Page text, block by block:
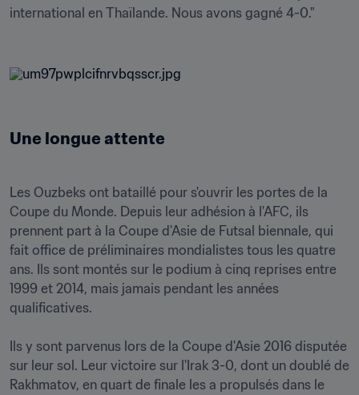
international en Thaïlande. Nous avons gagné 4-0."
Une longue attente
Les Ouzbeks ont bataillé pour s'ouvrir les portes de la
Coupe du Monde. Depuis leur adhésion à l'AFC, ils
prennent part à la Coupe d'Asie de Futsal biennale, qui
fait office de préliminaires mondialistes tous les quatre
ans. Ils sont montés sur le podium à cinq reprises entre
1999 et 2014, mais jamais pendant les années
qualificatives.
Ils y sont parvenus lors de la Coupe d'Asie 2016 disputée
sur leur sol. Leur victoire sur l'Irak 3-0, dont un doublé de
Rakhmatov, en quart de finale les a propulsés dans le